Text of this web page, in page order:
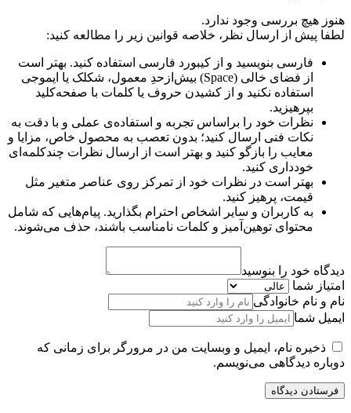
هنوز هیچ بررسی وجود ندارد.
لطفا پیش از ارسال نظر، خلاصه قوانین زیر را مطالعه کنید:
فارسی بنویسید و از کیبورد فارسی استفاده کنید. بهتر است
از فضای خالی (Space) بیش‌از‌حدِ معمول، شکلک یا ایموجی
استفاده نکنید و از کشیدن حروف یا کلمات با صفحه‌کلید
بپرهیزید.
نظرات خود را براساس تجربه و استفاده‌ی عملی و با دقت به
نکات فنی ارسال کنید؛ بدون تعصب به محصول خاص، مزایا و
معایب را بازگو کنید و بهتر است از ارسال نظرات چندکلمه‌‌ای
خودداری کنید.
بهتر است در نظرات خود از تمرکز روی عناصر متغیر مثل
قیمت، پرهیز کنید.
به کاربران و سایر اشخاص احترام بگذارید. پیام‌هایی که شامل
محتوای توهین‌آمیز و کلمات نامناسب باشند، حذف می‌شوند.
دیدگاه خود را بنوسید
امتیاز شما
نام و نام خانوادگی
ایمیل شما
ذخیره نام، ایمیل و وبسایت من در مرورگر برای زمانی که
دوباره دیدگاهی می‌نویسم.